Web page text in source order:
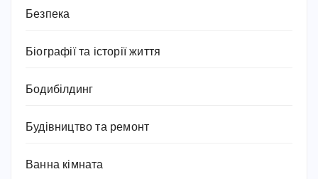
Безпека
Біографії та історії життя
Бодибілдинг
Будівництво та ремонт
Ванна кімната